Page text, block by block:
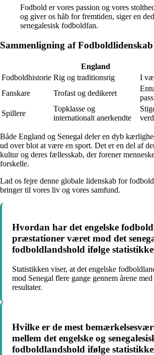
Fodbold er vores passion og vores
og giver os håb for fremtiden, siger en
senegalesisk fodboldfan.
Sammenligning af Fodboldlidenskab
England
Fodboldhistorie Rig og traditionsrig
I
Fanskare
Trofast og dedikeret
Spillere
Topklasse og
internationalt anerkendte
Både England og Senegal deler en dyb
ud over blot at være en sport. Det er en del af
kultur og deres fællesskab, der forener
forskelle.
Lad os fejre denne globale lidenskab for
bringer til vores liv og vores samfund.
Hvordan har det engelske
præstationer været mod det
fodboldlandshold ifølge
Statistikken viser, at det engelske
mod Senegal flere gange gennem årene
resultater.
Hvilke er de mest
mellem det engelske og
fodboldlandshold ifølge